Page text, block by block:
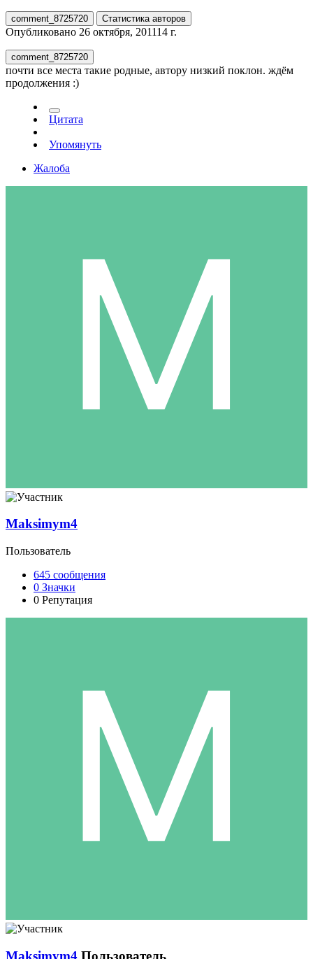
comment_8725720 Статистика авторов
Опубликовано 26 октября, 201114 г.
comment_8725720
почти все места такие родные, автору низкий поклон. ждём
продолжения :)
Цитата
Упомянуть
Жалоба
Maksimym4
Пользователь
645 сообщения
0 Значки
0 Репутация
Maksimym4 Пользователь